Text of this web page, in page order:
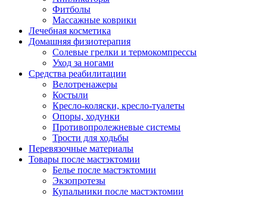
Фитболы
Массажные коврики
Лечебная косметика
Домашняя физиотерапия
Солевые грелки и термокомпрессы
Уход за ногами
Средства реабилитации
Велотренажеры
Костыли
Кресло-коляски, кресло-туалеты
Опоры, ходунки
Противопролежневые системы
Трости для ходьбы
Перевязочные материалы
Товары после мастэктомии
Белье после мастэктомии
Экзопротезы
Купальники после мастэктомии